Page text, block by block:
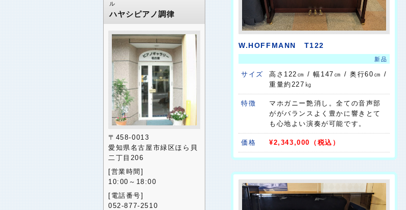
W.HOFFMANN T122
新品
サイズ
高さ122㎝ / 幅147㎝ / 奥行60㎝ /
重量約227㎏
特徴
マホガニー艶消し。全ての音声部
ががバランスよく豊かに響きとて
も心地よい演奏が可能です。
価格 ¥2,343,000（税込）
ル
ハヤシピアノ調律
〒458-0013
愛知県名古屋市緑区ほら貝
二丁目206
[営業時間]
10:00～18:00
[電話番号]
052-877-2510